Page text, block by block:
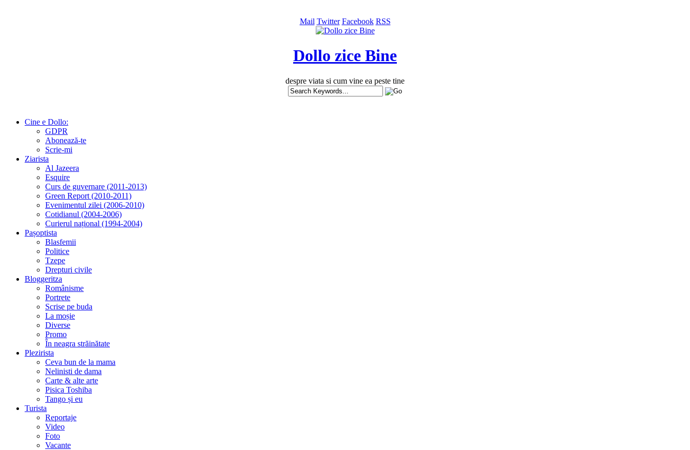
Mail Twitter Facebook RSS
Dollo zice Bine
despre viata si cum vine ea peste tine
Cine e Dollo:
GDPR
Abonează-te
Scrie-mi
Ziarista
Al Jazeera
Esquire
Curs de guvernare (2011-2013)
Green Report (2010-2011)
Evenimentul zilei (2006-2010)
Cotidianul (2004-2006)
Curierul național (1994-2004)
Pașoptista
Blasfemii
Politice
Tzepe
Drepturi civile
Bloggeritza
Românisme
Portrete
Scrise pe buda
La moșie
Diverse
Promo
În neagra străinătate
Plezirista
Ceva bun de la mama
Nelinisti de dama
Carte & alte arte
Pisica Toshiba
Tango și eu
Turista
Reportaje
Video
Foto
Vacante